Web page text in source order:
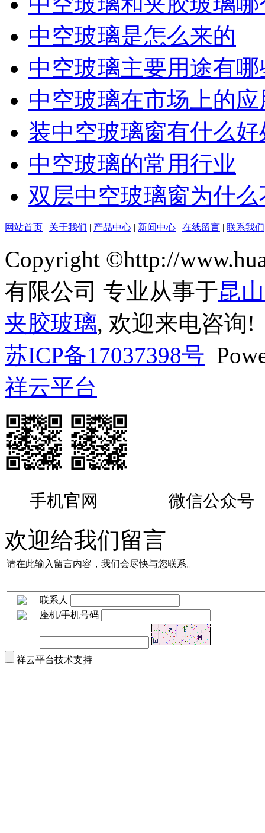
中空玻璃是怎么来的
中空玻璃主要用途有哪
中空玻璃在市场上的应
装中空玻璃窗有什么好
中空玻璃的常用行业
双层中空玻璃窗为什
网站首页 | 关于我们 | 产品中心 | 新闻中心 | 在线留言 | 联系我们
Copyright ©http://
有限公司 专业从事于昆
夹胶玻璃, 欢迎来电咨询!
苏ICP备17037398号
祥云平台
手机官网 微信公众号
欢迎给我们留言
请在此输入留言内容，我们会尽快与您联系。
联系人
座机/手机号码
祥云平台技术支持